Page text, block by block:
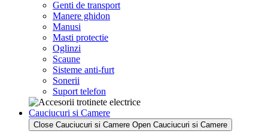
Genti de transport
Manere ghidon
Manusi
Masti protectie
Oglinzi
Scaune
Sisteme anti-furt
Sonerii
Suport telefon
Cauciucuri si Camere
Close Cauciucuri si Camere Open Cauciucuri si Camere